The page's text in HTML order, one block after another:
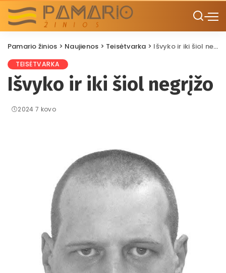
Pamario žinios > Naujienos > Teisėtvarka > Išvyko ir iki šiol negrįžo
TEISĖTVARKA
Išvyko ir iki šiol negrįžo
2024 7 kovo